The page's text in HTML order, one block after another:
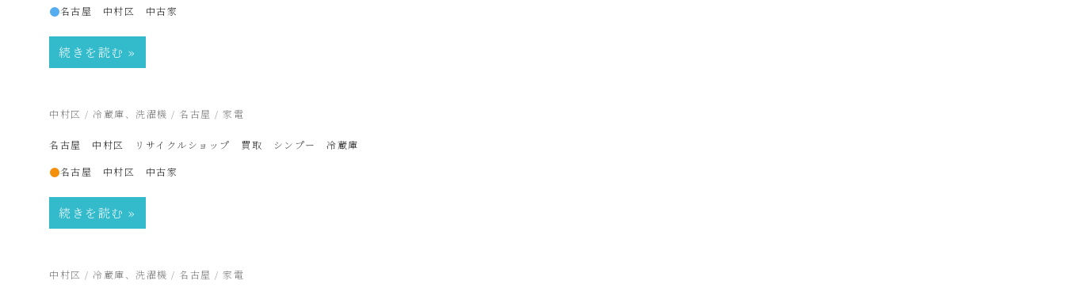
売
名古屋 中村区 中古家
続きを読む
2025年2月18日
中村区 / 冷蔵庫、洗濯機 / 名古屋 / 家電
名古屋 中村区 リサイクルショップ 買取 シンプー 冷蔵庫
名古屋 中村区 中古家
続きを読む
2025年2月18日
中村区 / 冷蔵庫、洗濯機 / 名古屋 / 家電